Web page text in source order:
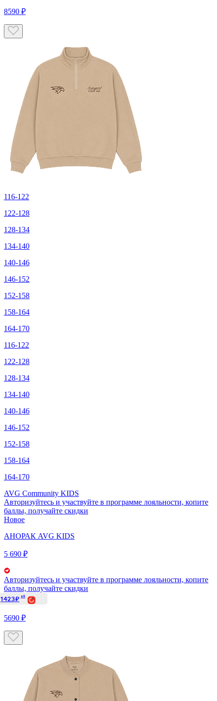
8590 ₽
116-122
122-128
128-134
134-140
140-146
146-152
152-158
158-164
164-170
116-122
122-128
128-134
134-140
140-146
146-152
152-158
158-164
164-170
AVG Community KIDS
Авторизуйтесь и участвуйте в программе лояльности, копите
баллы, получайте скидки
Новое
АНОРАК AVG KIDS
5 690 ₽
Авторизуйтесь и участвуйте в программе лояльности, копите
баллы, получайте скидки
1423₽ x4
5690 ₽